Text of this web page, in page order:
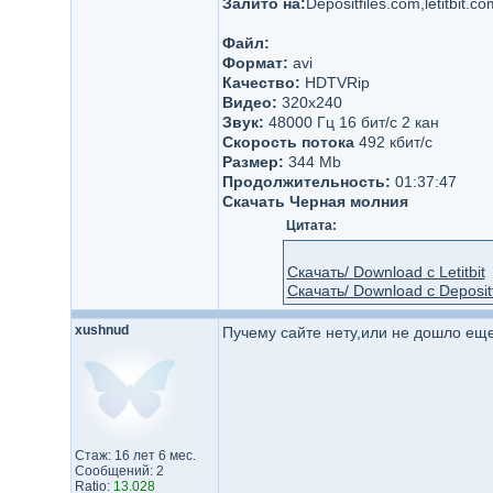
Файл:
Формат: avi
Качество: HDTVRip
Видео: 320х240
Звук: 48000 Гц 16 бит/с 2 кан
Скорость потока492 кбит/c
Размер: 344 Mb
Продолжительность: 01:37:47
Скачать Черная молния
Цитата:
Скачать/ Download с Letitbit
Скачать/ Download с
xushnud
Стаж: 16 лет 6 мес.
Сообщений: 2
Ratio: 13.028
Пучему сайте нету,или не дошло